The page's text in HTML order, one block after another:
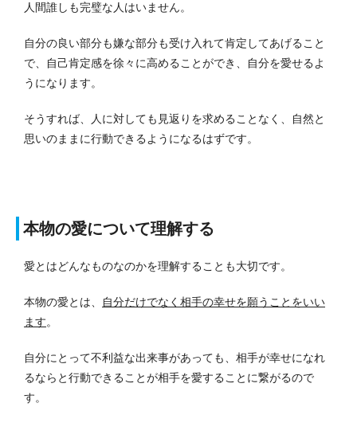
人間誰しも完璧な人はいません。
自分の良い部分も嫌な部分も受け入れて肯定してあげること
で、自己肯定感を徐々に高めることができ、自分を愛せるよ
うになります。
そうすれば、人に対しても見返りを求めることなく、自然と
思いのままに行動できるようになるはずです。
本物の愛について理解する
愛とはどんなものなのかを理解することも大切です。
本物の愛とは、
自分だけでなく相手の幸せを願うことをいい
ます。
自分にとって不利益な出来事があっても、相手が幸せになれ
るならと行動できることが相手を愛することに繋がるので
す。